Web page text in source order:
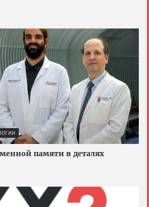
памяти в деталях